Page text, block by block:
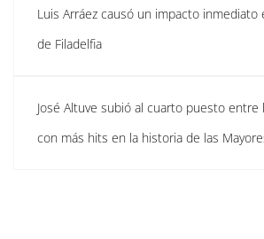
Luis Arráez causó un impacto inmediato
de Filadelfia
José Altuve subió al cuarto puesto entre
con más hits en la historia de las